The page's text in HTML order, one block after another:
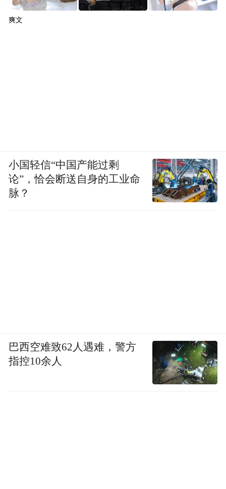
爽文
小国轻信“中国产能过剩
论”，恰会断送自身的工业命
脉？
巴西空难致62人遇难，警方
指控10余人